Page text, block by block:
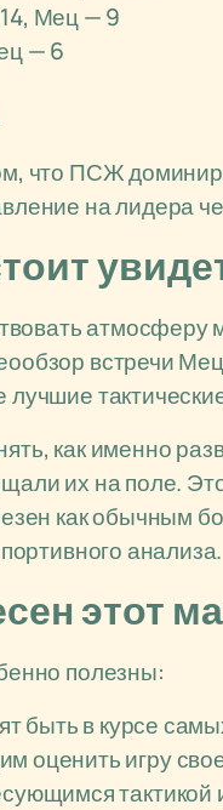
Мец — 9
— 6
что ПСЖ
на лидера
встречи
как именно
их на поле.
как обычным
анализа.
этот
полезны:
быть в курсе
оценить игру
тактикой